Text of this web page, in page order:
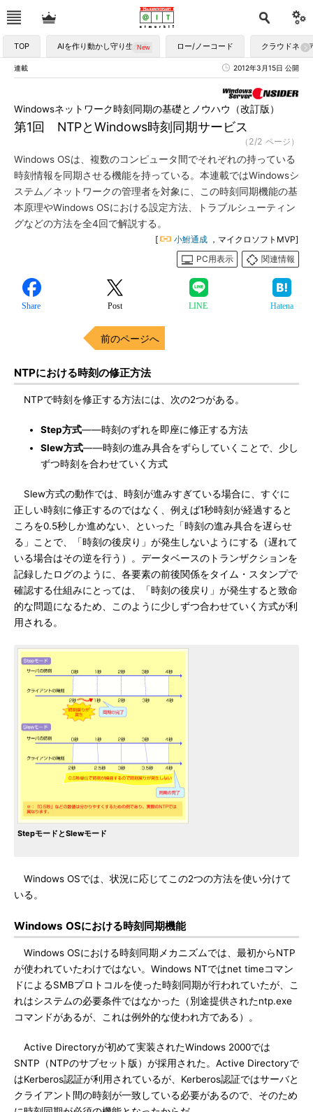
TOP AIを作り動かし守り生かす ロー/ノーコード クラウドネイ
連載 2012年3月15日 公開
第1回 NTPとWindows時刻同期サービス
Windowsネットワーク時刻同期の基礎とノウハウ（改訂版）
（2/2 ページ）
Windows OSは、複数のコンピュータ間でそれぞれの持っている
時刻情報を同期させる機能を持っている。本連載ではWindowsシ
ステム／ネットワークの管理者を対象に、この時刻同期機能の基
本原理やWindows OSにおける設定方法、トラブルシューティン
グなどの方法を全4回で解説する。
[ 小鮒通成 ，マイクロソフトMVP]
PC用表示
関連情報
Share Post LINE Hatena
前のページへ
NTPにおける時刻の修正方法
NTPで時刻を修正する方法には、次の2つがある。
Step方式――時刻のずれを即座に修正する方法
Slew方式――時刻の進み具合をずらしていくことで、少し
ずつ時刻を合わせていく方式
Slew方式の動作では、時刻が進みすぎている場合に、すぐに
正しい時刻に修正するのではなく、例えば1秒時刻が経過すると
ころを0.5秒しか進めない、といった「時刻の進み具合を遅らせ
る」ことで、「時刻の後戻り」が発生しないようにする（遅れて
いる場合はその逆を行う）。データベースのトランザクションを
記録したログのように、各要素の前後関係をタイム・スタンプで
確認する仕組みにとっては、「時刻の後戻り」が発生すると致命
的な問題になるため、このように少しずつ合わせていく方式が利
用される。
StepモードとSlewモード
Windows OSでは、状況に応じてこの2つの方法を使い分けて
いる。
Windows OSにおける時刻同期機能
Windows OSにおける時刻同期メカニズムでは、最初からNTP
が使われていたわけではない。Windows NTではnet timeコマン
ドによるSMBプロトコルを使った時刻同期が行われていたが、こ
れはシステムの必要条件ではなかった（別途提供されたntp.exe
コマンドがあるが、これは例外的な使われ方である）。
Active Directoryが初めて実装されたWindows 2000では
SNTP（NTPのサブセット版）が採用された。Active Directoryで
はKerberos認証が利用されているが、Kerberos認証ではサーバと
クライアント間の時刻が一致している必要があるので、そのため